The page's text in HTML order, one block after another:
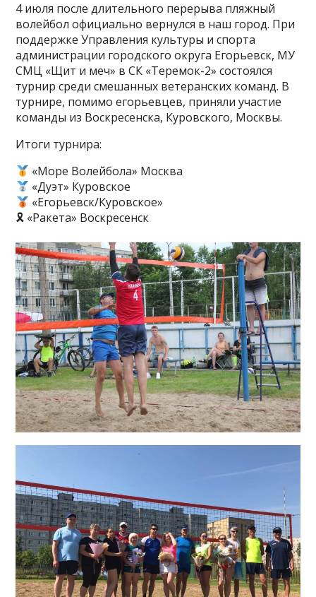
4 июля после длительного перерыва пляжный
волейбол официально вернулся в наш город. При
поддержке Управления культуры и спорта
администрации городского округа Егорьевск, МУ
СМЦ «Щит и меч» в СК «Теремок-2» состоялся
турнир среди смешанных ветеранских команд. В
турнире, помимо егорьевцев, приняли участие
команды из Воскресенска, Куровского, Москвы.
Итоги турнира:
«Море Волейбола» Москва
«Дуэт» Куровское
«Егорьевск/Куровское»
🎗 «Ракета» Воскресенск